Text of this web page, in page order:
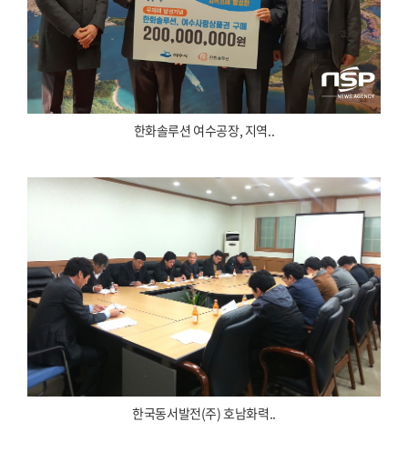
한화솔루션 여수공장, 지역..
한국동서발전(주) 호남화력..